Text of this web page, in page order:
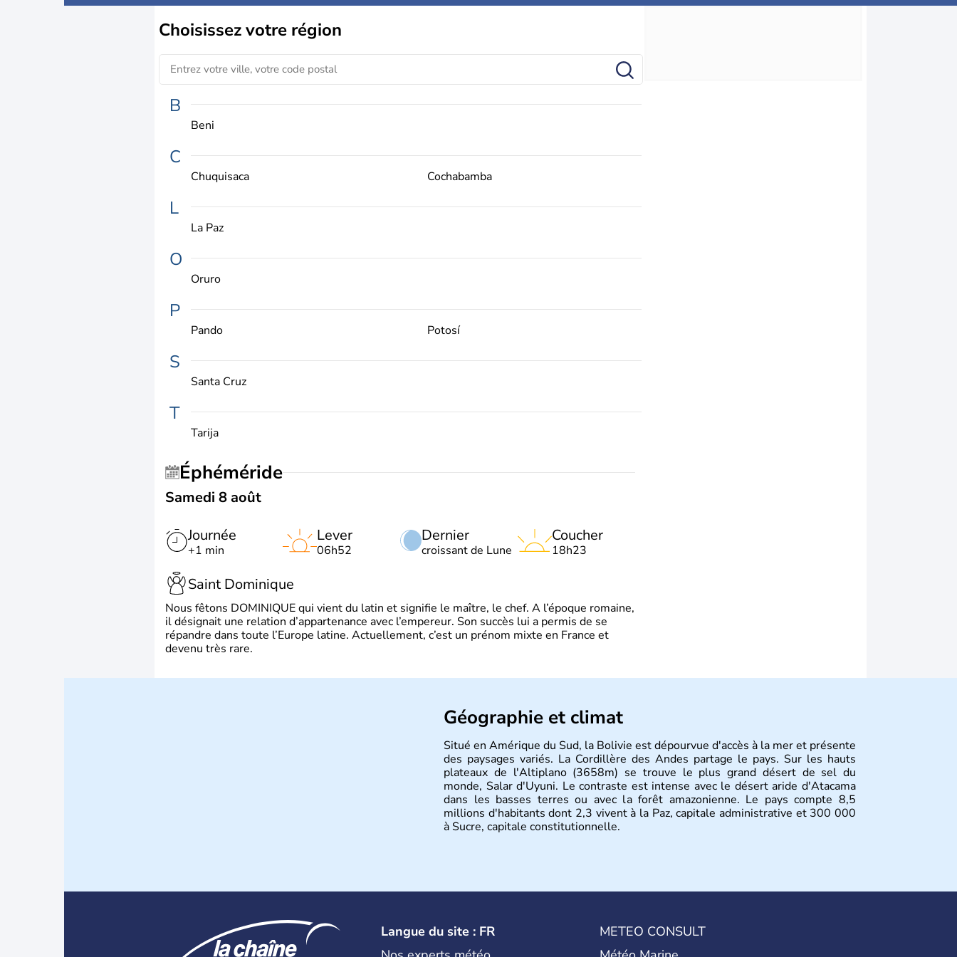
Choisissezvotre région
B
Beni
C
Chuquisaca Cochabamba
L
La Paz
O
Oruro
P
Pando Potosí
S
Santa Cruz
T
Tarija
Éphéméride
Samedi 8 août
Journée
+1 min
Dernier
croissant de Lune
Lever
06h52
Coucher
18h23
Saint Dominique
Nous fêtons DOMINIQUE qui vient du latin et signifie le maître, le chef. A l’époque romaine,
il désignait une relation d’appartenance avec l’empereur. Son succès lui a permis de se
répandre dans toute l’Europe latine. Actuellement, c’est un prénom mixte en France et
devenu très rare.
Géographie et climat
Situé en Amérique du Sud, la Bolivie est dépourvue d'accès à la mer et présente
des paysages variés. La Cordillère des Andes partage le pays. Sur les hauts
plateaux de l'Altiplano (3658m) se trouve le plus grand désert de sel du
monde, Salar d'Uyuni. Le contraste est intense avec le désert aride d'Atacama
dans les basses terres ou avec la forêt amazonienne. Le pays compte 8,5
millions d'habitants dont 2,3 vivent à la Paz, capitale administrative et 300 000
à Sucre, capitale constitutionnelle.
Langue du site : FR
METEO CONSULT